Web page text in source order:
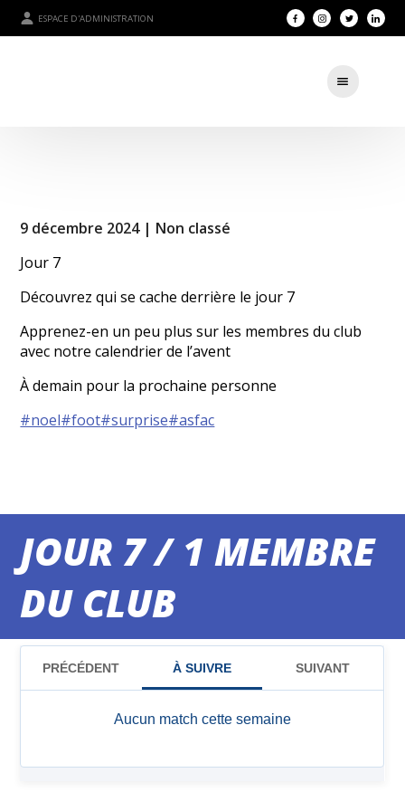
ESPACE D'ADMINISTRATION
JOUR 7 / 1 MEMBRE
DU CLUB
9 décembre 2024 | Non classé
Jour 7
Découvrez qui se cache derrière le jour 7
Apprenez-en un peu plus sur les membres du club
avec notre calendrier de l’avent
À demain pour la prochaine personne
#noel#foot#surprise#asfac
MATCHS DU WEEK-END